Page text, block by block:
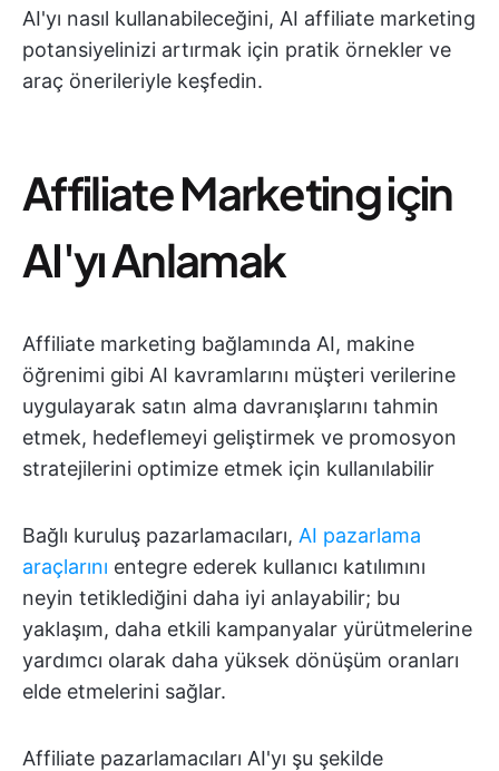
AI'yı nasıl kullanabileceğini, AI affiliate marketing
potansiyelinizi artırmak için pratik örnekler ve
araç önerileriyle keşfedin.
Affiliate Marketing için
AI'yı Anlamak
Affiliate marketing bağlamında AI, makine
öğrenimi gibi AI kavramlarını müşteri verilerine
uygulayarak satın alma davranışlarını tahmin
etmek, hedeflemeyi geliştirmek ve promosyon
stratejilerini optimize etmek için kullanılabilir
Bağlı kuruluş pazarlamacıları, AI pazarlama
araçlarını entegre ederek kullanıcı katılımını
neyin tetiklediğini daha iyi anlayabilir; bu
yaklaşım, daha etkili kampanyalar yürütmelerine
yardımcı olarak daha yüksek dönüşüm oranları
elde etmelerini sağlar.
Affiliate pazarlamacıları AI'yı şu şekilde